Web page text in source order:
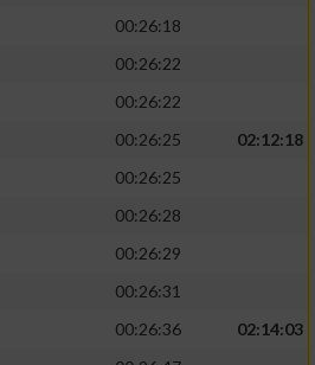
00:26:18
00:26:22
00:26:22
00:26:25
02:12:18
00:26:25
00:26:28
00:26:29
00:26:31
00:26:36
02:14:03